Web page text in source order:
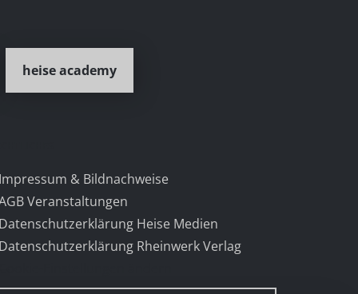
heise academy
& Bildnachweise
Veranstaltungen
Heise Medien
Rheinwerk Verlag